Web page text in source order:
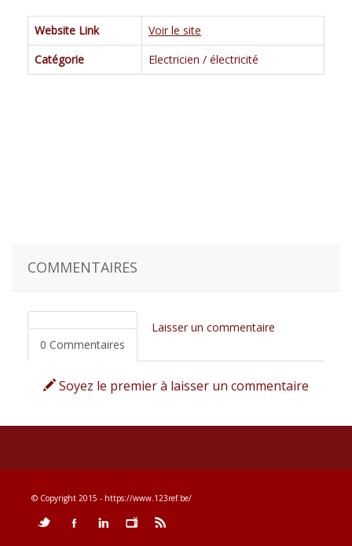
Website Link
Voir le site
Catégorie
Electricien / électricité
COMMENTAIRES
0 Commentaires
Laisser un commentaire
Soyez le premier à laisser un commentaire
© Copyright 2015 - https://www.123ref.be/